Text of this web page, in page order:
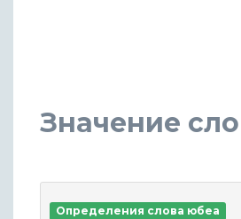
Значение
Определения слова юбеа